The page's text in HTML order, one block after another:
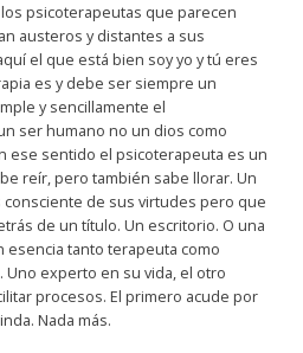
psicoterapeutas que parecen
austeros y distantes a sus
el que está bien soy yo y tú eres
es y debe ser siempre un
y sencillamente el
ser humano no un dios como
ese sentido el psicoterapeuta es un
reír, pero también sabe llorar. Un
de sus virtudes pero que
de un título. Un escritorio. O una
esencia tanto terapeuta como
experto en su vida, el otro
procesos. El primero acude por
Nada más.